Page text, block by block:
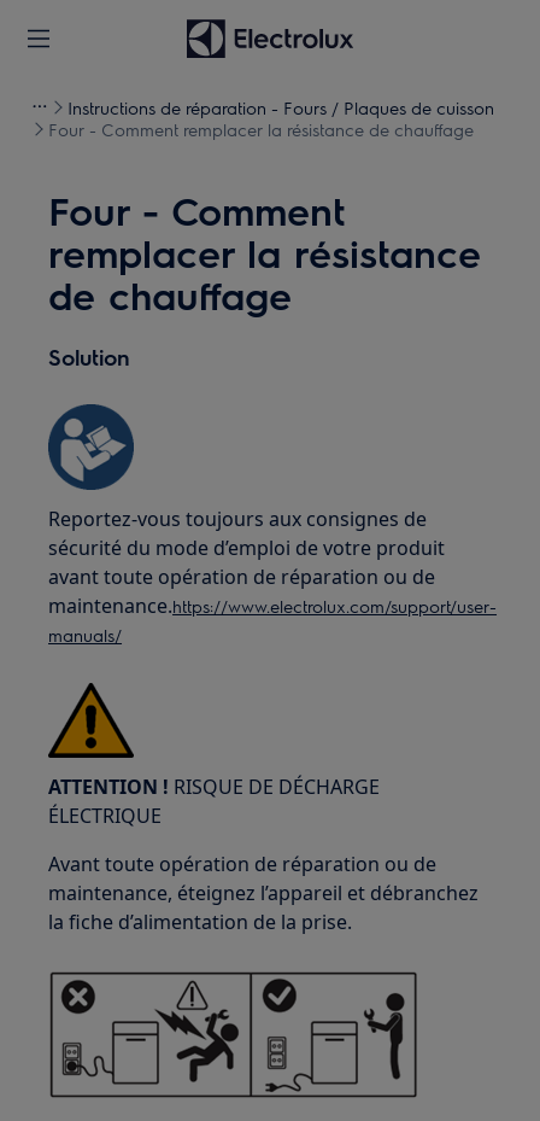
Instructions de réparation - Fours / Plaques de cuisson
Four - Comment remplacer la résistance de chauffage
Four - Comment
remplacer la résistance
de chauffage
Solution
Reportez-vous toujours aux consignes de
sécurité du mode d’emploi de votre produit
avant toute opération de réparation ou de
maintenance.https://www.electrolux.com/support/user-
manuals/
ATTENTION ! RISQUE DE DÉCHARGE
ÉLECTRIQUE
Avant toute opération de réparation ou de
maintenance, éteignez l’appareil et débranchez
la fiche d’alimentation de la prise.